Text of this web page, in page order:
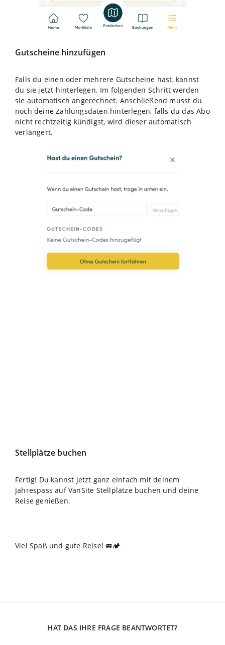
Gutscheine hinzufügen
Falls du einen oder mehrere Gutscheine hast, kannst
du sie jetzt hinterlegen. Im folgenden Schritt werden
sie automatisch angerechnet. Anschließend musst du
noch deine Zahlungsdaten hinterlegen, falls du das Abo
nicht rechtzeitig kündigst, wird dieser automatisch
verlängert.
Stellplätze buchen
Fertig! Du kannst jetzt ganz einfach mit deinem
Jahrespass auf VanSite Stellplätze buchen und deine
Reise genießen.
Viel Spaß und gute Reise! 🚐🏕️
HAT DAS IHRE FRAGE BEANTWORTET?